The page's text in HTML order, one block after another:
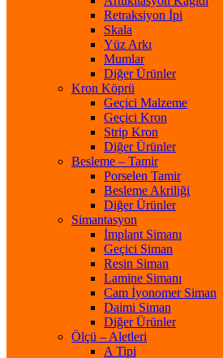
Retraksiyon İpi
Skala
Yüz Arkı
Mumlar
Diğer Ürünler
Kron Köprü
Geçici Malzeme
Geçici Kron
Strip Kron
Diğer Ürünler
Besleme – Tamir
Porselen Tamir
Besleme Akriliği
Diğer Ürünler
Simantasyon
İmplant Simanı
Geçici Siman
Resin Siman
Lamine Simanı
Cam İyonomer Siman
Daimi Siman
Diğer Ürünler
Ölçü – Aletleri
A Tipi